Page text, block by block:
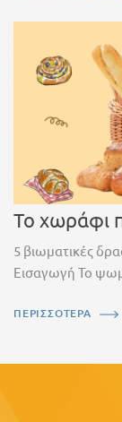
Το χωράφι
5 βιωματικές
Εισαγωγή Το
ΠΕΡΙΣΣΟΤΕΡΑ